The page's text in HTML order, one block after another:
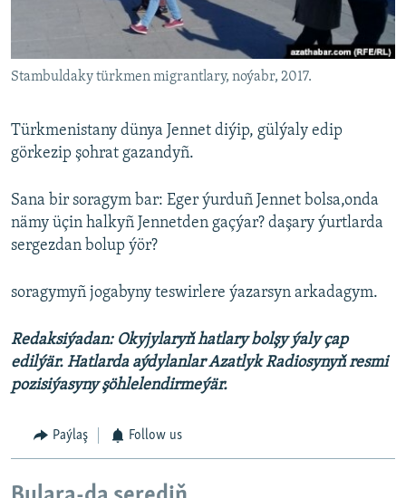
Stambuldaky türkmen migrantlary, noýabr, 2017.
Türkmenistany dünya Jennet diýip, gülýaly edip
görkezip şohrat gazandyñ.
Sana bir soragym bar: Eger ýurduñ Jennet bolsa,onda
nämy üçin halkyñ Jennetden gaçýar? daşary ýurtlarda
sergezdan bolup ýör?
soragymyñ jogabyny teswirlere ýazarsyn arkadagym.
Redaksiýadan: Okyjylaryň hatlary bolşy ýaly çap
edilýär. Hatlarda aýdylanlar Azatlyk Radiosynyň resmi
pozisiýasyny şöhlelendirmeýär.
Paýlaş Follow us